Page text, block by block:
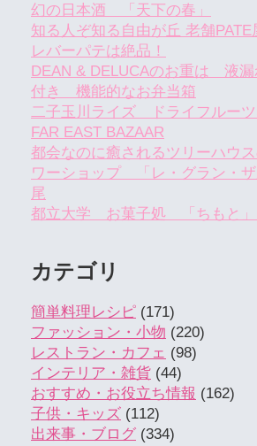
幻の日本酒 「天下の春」
知る人ぞ知る自由が丘 老舗
レバーパテは絶品！
DEAN & DELUCAのお重は 液漏
付き 機能的なお弁当箱
二子玉川ライズ ドライフルー
FAR EAST BAZAAR
都会なのに癒されるツリーハウ
ワーショップ 「レ・グラン・
尾
都立大学 お菓子処 「ちもと
カテゴリ
簡単料理レシピ (171)
ファッション・小物 (220)
レストラン・カフェ (98)
インテリア・雑貨 (44)
おすすめ・お役立ち情報 (162)
子供・キッズ (112)
出来事・ブログ (334)